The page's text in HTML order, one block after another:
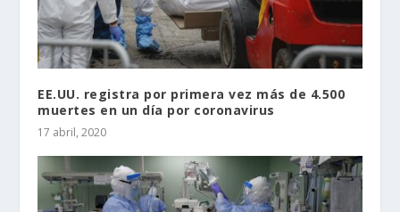
EE.UU. registra por primera vez más de 4.500
muertes en un día por coronavirus
17 abril, 2020